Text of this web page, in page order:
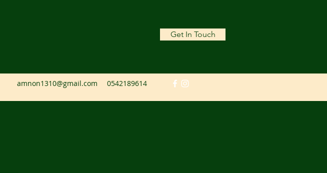
Get In Touch
amnon1310@gmail.com 0542189614